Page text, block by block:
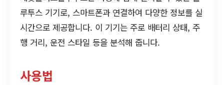
루투스 기기로, 스마트폰과 연결하여 다양한 정보를 실
시간으로 제공합니다. 이 기기는 주로 배터리 상태, 주
행 거리, 운전 스타일 등을 분석해 줍니다.
사용법